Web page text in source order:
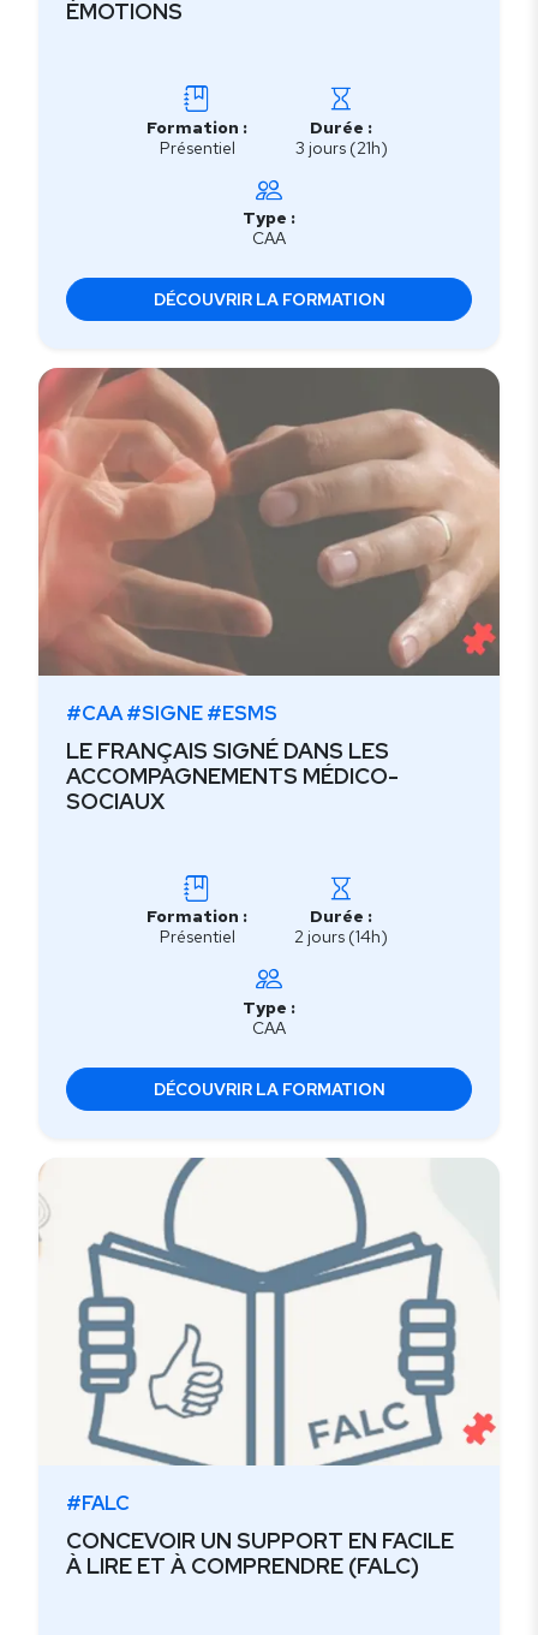
ÉMOTIONS
Formation :
Présentiel
Durée :
3 jours (21h)
Type :
CAA
DÉCOUVRIR LA FORMATION
#CAA #SIGNE #ESMS
LE FRANÇAIS SIGNÉ DANS LES
ACCOMPAGNEMENTS MÉDICO-
SOCIAUX
Formation :
Présentiel
Durée :
2 jours (14h)
Type :
CAA
DÉCOUVRIR LA FORMATION
#FALC
CONCEVOIR UN SUPPORT EN FACILE
À LIRE ET À COMPRENDRE (FALC)